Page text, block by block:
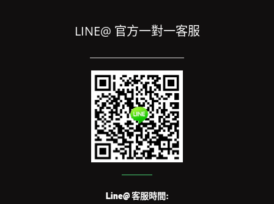
LINE@ 官方一對一客服
Line@ 客服時間: